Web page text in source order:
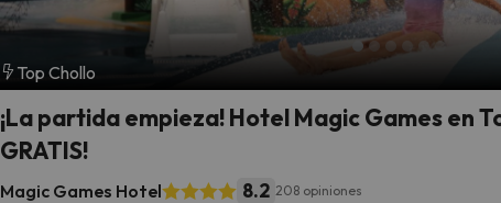
Top Chollo
¡La partida empieza! Hotel Magic Games en
GRATIS!
Magic Games Hotel 8.2 208 opiniones